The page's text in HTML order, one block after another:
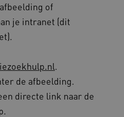
of
je intranet (dit
.
de afbeelding.
directe link naar de